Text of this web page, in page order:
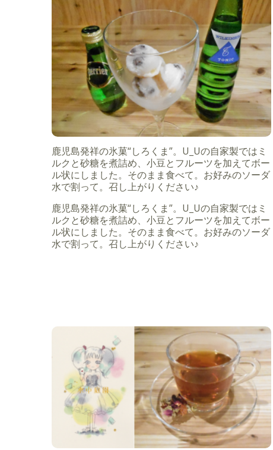
鹿児島発祥の氷菓“しろくま”。U_Uの自家製ではミ
ルクと砂糖を煮詰め、小豆とフルーツを加えてボー
ル状にしました。そのまま食べて。お好みのソーダ
水で割って。召し上がりください♪
鹿児島発祥の氷菓“しろくま”。U_Uの自家製ではミ
ルクと砂糖を煮詰め、小豆とフルーツを加えてボー
ル状にしました。そのまま食べて。お好みのソーダ
水で割って。召し上がりください♪